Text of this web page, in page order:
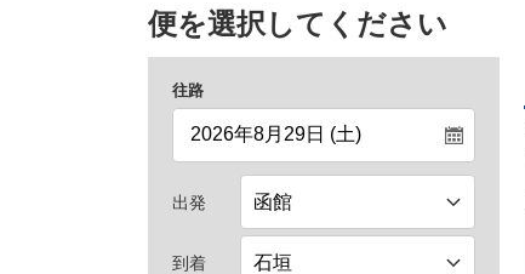
便を選択してください
往路
出発
到着